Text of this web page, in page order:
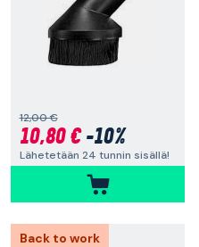
12,00 €
10,80 €-10%
Lähetetään 24 tunnin sisällä!
Back to work